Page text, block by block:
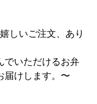
ご注文、あり
ただけるお弁
届けします。〜